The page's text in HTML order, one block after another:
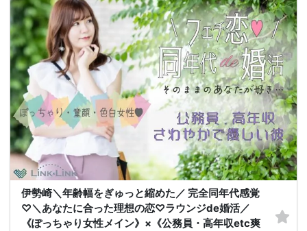
伊勢崎＼年齢幅をぎゅっと縮めた／ 完全同年代感覚
♡＼あなたに合った理想の恋♡ラウンジde婚活／
《ぽっちゃり女性メイン》×《公務員・高年収etc爽